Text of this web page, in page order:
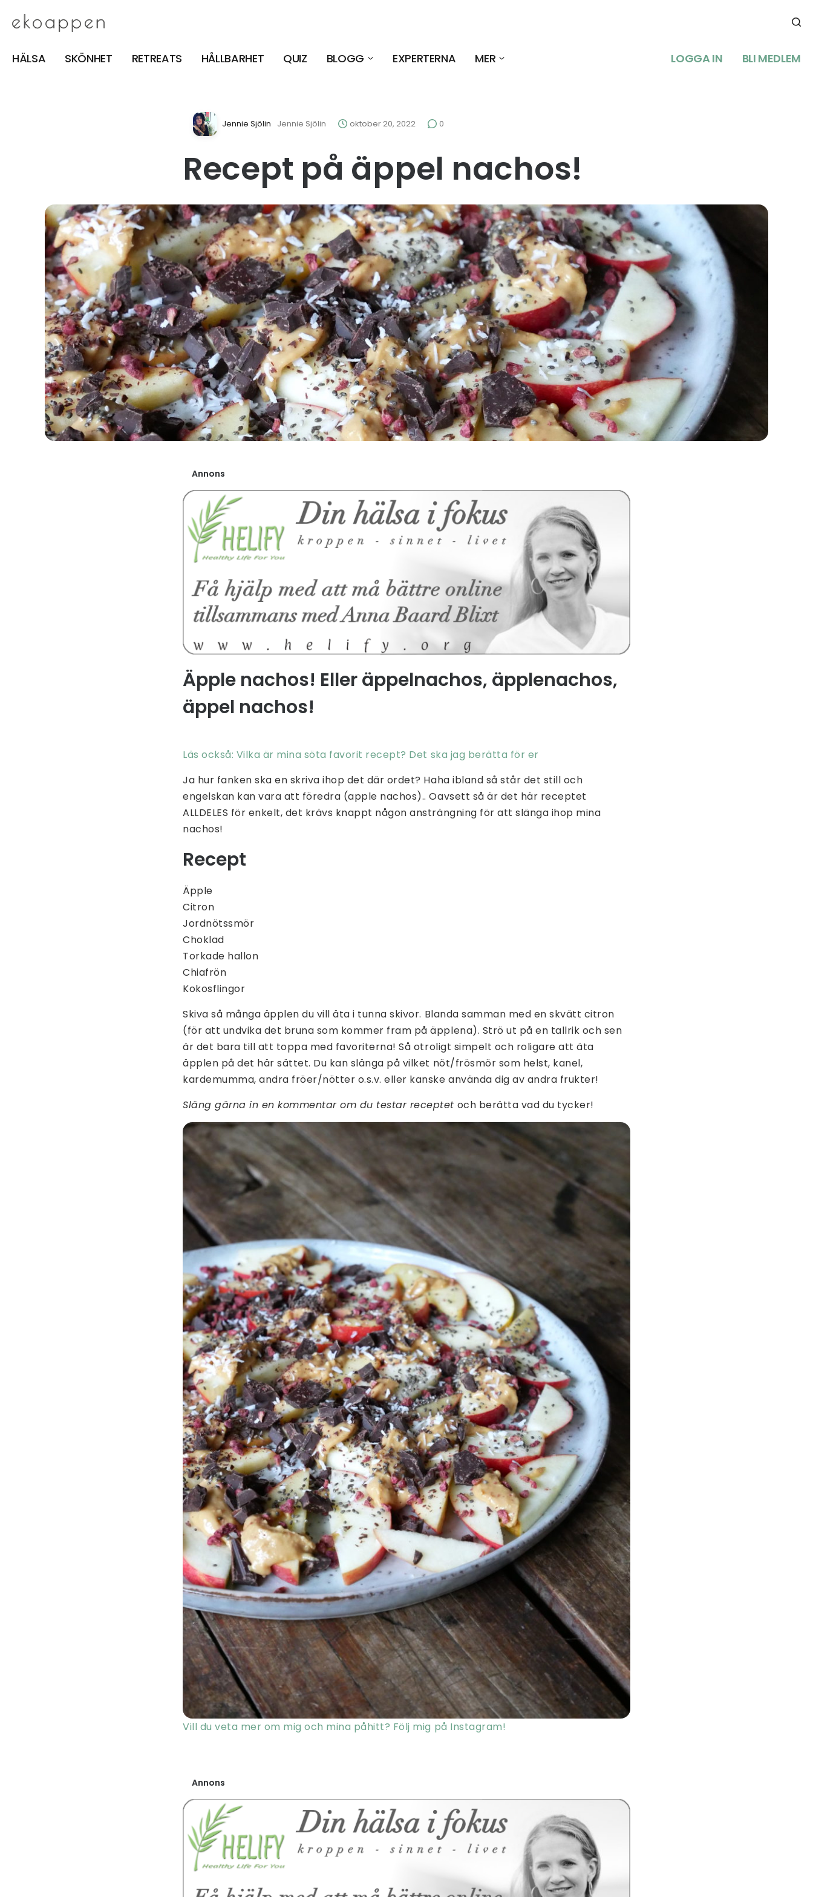
HÄLSA SKÖNHET RETREATS HÅLLBARHET QUIZ BLOGG EXPERTERNA MER LOGGA IN BLI MEDLEM
Jennie Sjölin Jennie Sjölin oktober 20, 2022 0
Recept på äppel nachos!
Annons
Äpple nachos! Eller äppelnachos, äpplenachos,
äppel nachos!
Läs också: Vilka är mina söta favorit recept? Det ska jag berätta för er
Ja hur fanken ska en skriva ihop det där ordet? Haha ibland så står det still och
engelskan kan vara att föredra (apple nachos).. Oavsett så är det här receptet
ALLDELES för enkelt, det krävs knappt någon ansträngning för att slänga ihop mina
nachos!
Recept
Äpple
Citron
Jordnötssmör
Choklad
Torkade hallon
Chiafrön
Kokosflingor
Skiva så många äpplen du vill äta i tunna skivor. Blanda samman med en skvätt citron
(för att undvika det bruna som kommer fram på äpplena). Strö ut på en tallrik och sen
är det bara till att toppa med favoriterna! Så otroligt simpelt och roligare att äta
äpplen på det här sättet. Du kan slänga på vilket nöt/frösmör som helst, kanel,
kardemumma, andra fröer/nötter o.s.v. eller kanske använda dig av andra frukter!
Släng gärna in en kommentar om du testar receptet och berätta vad du tycker!
Vill du veta mer om mig och mina påhitt? Följ mig på Instagram!
Annons